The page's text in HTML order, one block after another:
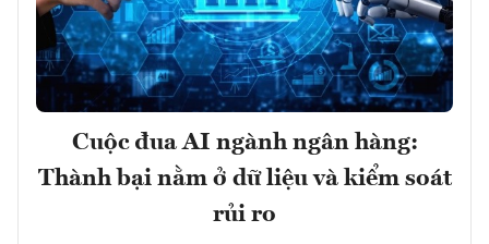
Cuộc đua AI ngành ngân hàng:
Thành bại nằm ở dữ liệu và kiểm soát
rủi ro